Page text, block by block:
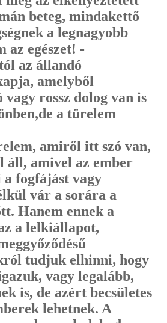
beteg, mindakettő
a legnagyobb
az egészet! -
az állandó
amelyből
rossz dolog van is
a türelem
amiről itt szó van,
áll, amivel az ember
fogfájást vagy
vár a sorára a
Hanem ennek a
a lelkiállapot,
tudjuk elhinni, hogy
vagy legalább,
is, de azért becsületes
lehetnek. A